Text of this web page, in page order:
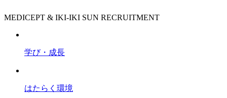
MEDICEPT & IKI-IKI SUN RECRUITMENT
学び・成長
はたらく環境